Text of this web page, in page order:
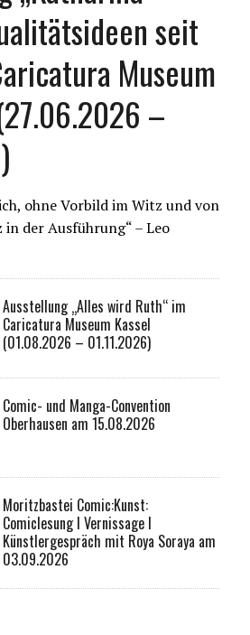
seit
Museum
–
ohne Vorbild im Witz und von
in der Ausführung“ – Leo
Ausstellung „Alles wird Ruth“ im
Caricatura Museum Kassel
(01.08.2026 – 01.11.2026)
Comic- und Manga-Convention
Oberhausen am 15.08.2026
Moritzbastei Comic:Kunst:
Comiclesung I Vernissage I
Künstlergespräch mit Roya Soraya am
03.09.2026